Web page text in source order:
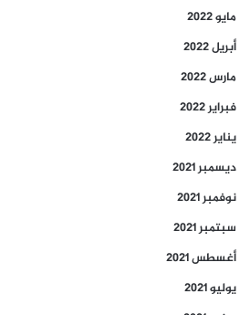
مايو 2022
أبريل 2022
مارس 2022
فبراير 2022
يناير 2022
ديسمبر 2021
نوفمبر 2021
سبتمبر 2021
أغسطس 2021
يوليو 2021